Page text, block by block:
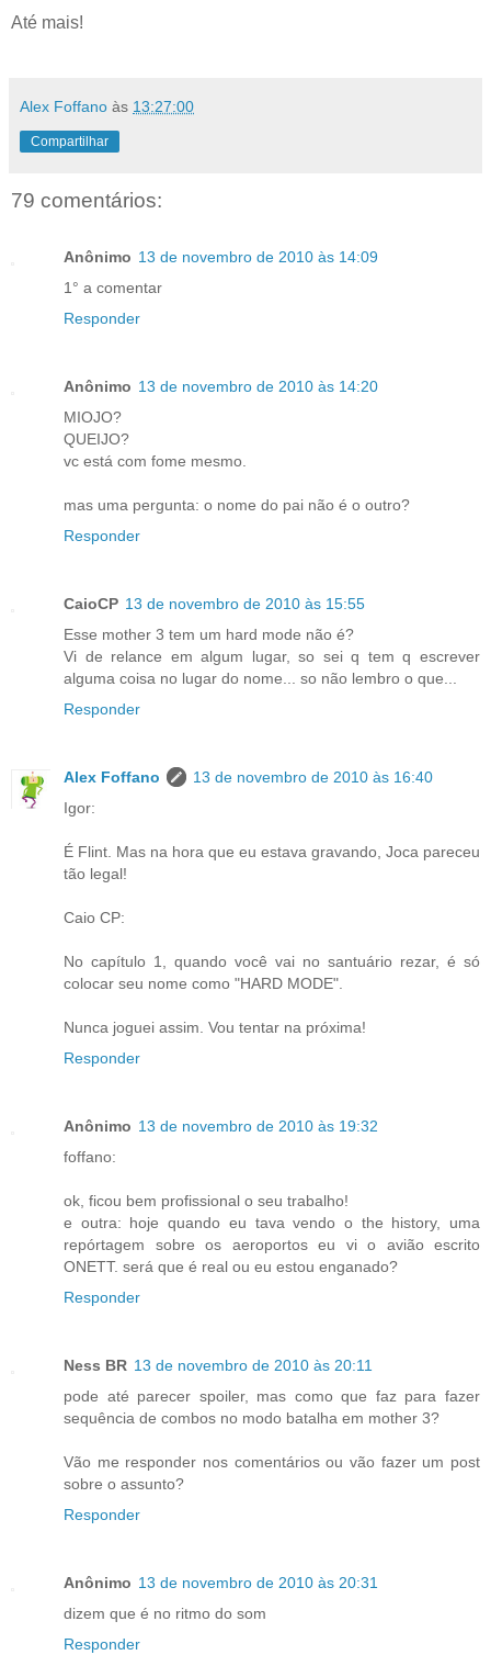
Até mais!
Alex Foffano às 13:27:00
Compartilhar
79 comentários:
Anônimo 13 de novembro de 2010 às 14:09
1° a comentar
Responder
Anônimo 13 de novembro de 2010 às 14:20
MIOJO?
QUEIJO?
vc está com fome mesmo.
mas uma pergunta: o nome do pai não é o outro?
Responder
CaioCP 13 de novembro de 2010 às 15:55
Esse mother 3 tem um hard mode não é?
Vi de relance em algum lugar, so sei q tem q escrever
alguma coisa no lugar do nome... so não lembro o que...
Responder
Alex Foffano
13 de novembro de 2010 às 16:40
Igor:
É Flint. Mas na hora que eu estava gravando, Joca pareceu
tão legal!
Caio CP:
No capítulo 1, quando você vai no santuário rezar, é só
colocar seu nome como "HARD MODE".
Nunca joguei assim. Vou tentar na próxima!
Responder
Anônimo 13 de novembro de 2010 às 19:32
foffano:
ok, ficou bem profissional o seu trabalho!
e outra: hoje quando eu tava vendo o the history, uma
repórtagem sobre os aeroportos eu vi o avião escrito
ONETT. será que é real ou eu estou enganado?
Responder
Ness BR 13 de novembro de 2010 às 20:11
pode até parecer spoiler, mas como que faz para fazer
sequência de combos no modo batalha em mother 3?
Vão me responder nos comentários ou vão fazer um post
sobre o assunto?
Responder
Anônimo 13 de novembro de 2010 às 20:31
dizem que é no ritmo do som
Responder